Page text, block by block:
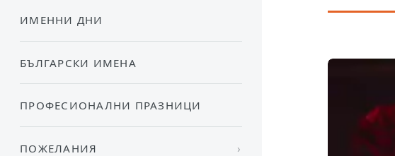
ИМЕННИ ДНИ
БЪЛГАРСКИ ИМЕНА
ПРОФЕСИОНАЛНИ ПРАЗНИЦИ
ПОЖЕЛАНИЯ